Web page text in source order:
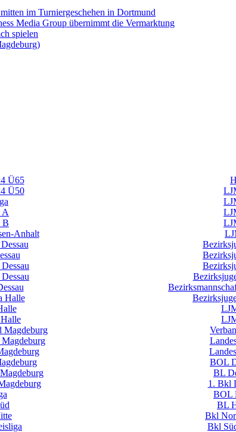
im Turniergeschehen in Dortmund
Media Group übernimmt die Vermarktung
spielen
Ü65
Ü50
A
B
Anhalt
Halle
Magdeburg
BOL
BL
1. Bkl
BOL
BL
Bkl
Bkl